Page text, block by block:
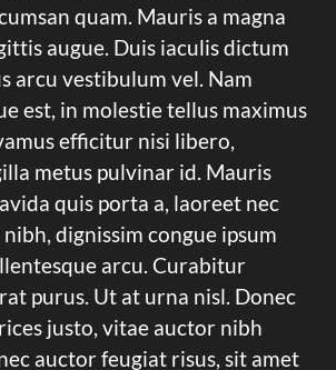
quam. Mauris a magna
augue. Duis iaculis dictum
arcu vestibulum vel. Nam
est, in molestie tellus maximus
efficitur nisi libero,
metus pulvinar id. Mauris
quis porta a, laoreet nec
dignissim congue ipsum
arcu. Curabitur
purus. Ut at urna nisl. Donec
justo, vitae auctor nibh
auctor feugiat risus, sit amet